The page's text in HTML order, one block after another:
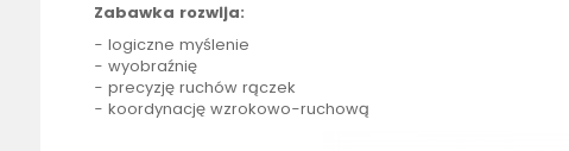
Zabawka rozwija:
- logiczne myślenie
- wyobraźnię
- precyzję ruchów rączek
- koordynację wzrokowo-ruchową